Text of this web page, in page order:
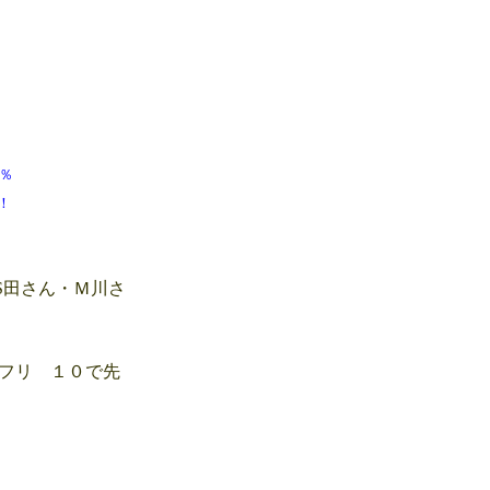
％
さん・Ｍ川さ
リ １０で先